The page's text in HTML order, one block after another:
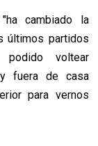
cambiado la
últimos partidos
voltear
fuera de casa
para vernos